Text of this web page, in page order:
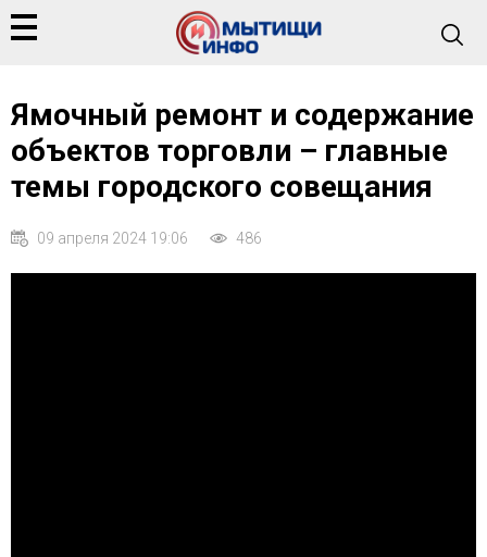
Ямочный ремонт и содержание
объектов торговли – главные
темы городского совещания
09 апреля 2024 19:06 486